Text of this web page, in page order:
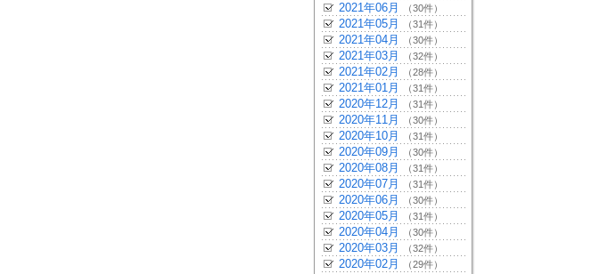
2021年06月 （30件）
2021年05月 （31件）
2021年04月 （30件）
2021年03月 （32件）
2021年02月 （28件）
2021年01月 （31件）
2020年12月 （31件）
2020年11月 （30件）
2020年10月 （31件）
2020年09月 （30件）
2020年08月 （31件）
2020年07月 （31件）
2020年06月 （30件）
2020年05月 （31件）
2020年04月 （30件）
2020年03月 （32件）
2020年02月 （29件）